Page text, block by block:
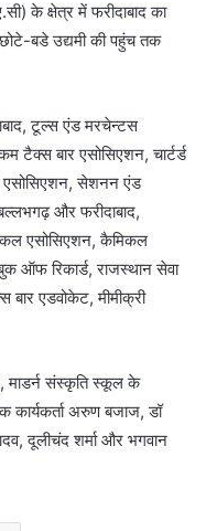
के क्षेत्र में फरीदाबाद का
बडे उद्यमी की पहुंच तक
टूल्स एंड मरचेन्टस
बार एसोसिएशन, चार्टर्ड
एसोसिएशन, सेशनन एंड
और फरीदाबाद,
एसोसिएशन, कैमिकल
ऑफ रिकार्ड, राजस्थान सेवा
एडवोकेट, मीमीक्री
माडर्न संस्कृति स्कूल के
कार्यकर्ता अरुण बजाज, डॉ
दूलीचंद शर्मा और भगवान